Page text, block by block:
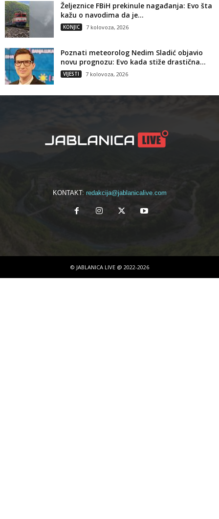
Željeznice FBiH prekinule nagađanja: Evo šta
kažu o navodima da je...
KONJIC 7 kolovoza, 2026
Poznati meteorolog Nedim Sladić objavio
novu prognozu: Evo kada stiže drastična...
VIJESTI 7 kolovoza, 2026
KONTAKT: redakcija@jablanicalive.com
© JABLANICA LIVE @ 2022-2026